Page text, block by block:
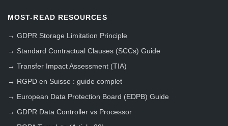
MOST-READ RESOURCES
→ GDPR Storage Limitation Principle
→ Standard Contractual Clauses (SCCs) Guide
→ Transfer Impact Assessment (TIA)
→ RGPD en Suisse : guide complet
→ European Data Protection Board (EDPB) Guide
→ GDPR Data Controller vs Processor